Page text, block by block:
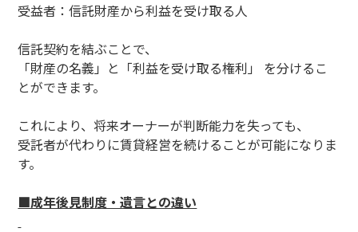
受益者：信託財産から利益を受け取る人
信託契約を結ぶことで、
「財産の名義」と「利益を受け取る権利」 を分けるこ
とができます。
これにより、将来オーナーが判断能力を失っても、
受託者が代わりに賃貸経営を続けることが可能になりま
す。
■成年後見制度・遺言との違い